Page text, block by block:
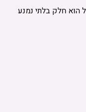
הוא חלק בלתי נמנע